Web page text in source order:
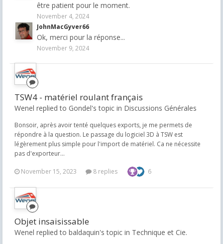
être patient pour le moment.
November 4, 2024
JohnMacGyver66
Ok, merci pour la réponse...
November 9, 2024
TSW4 - matériel roulant français
Wenel replied to Gondel's topic in Discussions Générales
Bonsoir, après avoir tenté quelques exports, je me permets de
répondre à la question. Le passage du logiciel 3D à TSW est
légèrement plus simple pour l'import de matériel. Ca ne nécessite
pas d'exporteur...
November 15, 2023 8 replies 6
Objet insaisissable
Wenel replied to baldaquin's topic in Technique et Cie.